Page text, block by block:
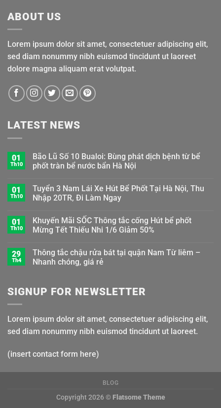
ABOUT US
Lorem ipsum dolor sit amet, consectetuer adipiscing elit,
sed diam nonummy nibh euismod tincidunt ut laoreet
dolore magna aliquam erat volutpat.
LATEST NEWS
01
Th10
Bão Lũ Số 10 Bualoi: Bùng phát dịch bệnh từ bể
phốt tràn bể nước bẩn Hà Nội
01
Th10
Tuyển 3 Nam Lái Xe Hút Bể Phốt Tại Hà Nội, Thu
Nhập 20TR, Đi Làm Ngay
01
Th10
Khuyến Mãi SỐC Thông tắc cống Hút bể phốt
Mừng Tết Thiếu Nhi 1/6 Giảm 50%
29
Th4
Thông tắc chậu rửa bát tại quận Nam Từ liêm –
Nhanh chóng, giá rẻ
SIGNUP FOR NEWSLETTER
Lorem ipsum dolor sit amet, consectetuer adipiscing elit,
sed diam nonummy nibh euismod tincidunt ut laoreet.
(insert contact form here)
BLOG
Copyright 2026 © Flatsome Theme